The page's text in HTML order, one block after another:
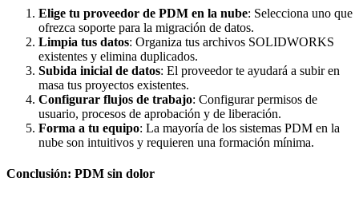
Elige tu proveedor de PDM en la nube: Selecciona uno que
ofrezca soporte para la migración de datos.
Limpia tus datos: Organiza tus archivos SOLIDWORKS
existentes y elimina duplicados.
Subida inicial de datos: El proveedor te ayudará a subir en
masa tus proyectos existentes.
Configurar flujos de trabajo: Configurar permisos de
usuario, procesos de aprobación y de liberación.
Forma a tu equipo: La mayoría de los sistemas PDM en la
nube son intuitivos y requieren una formación mínima.
Conclusión: PDM sin dolor